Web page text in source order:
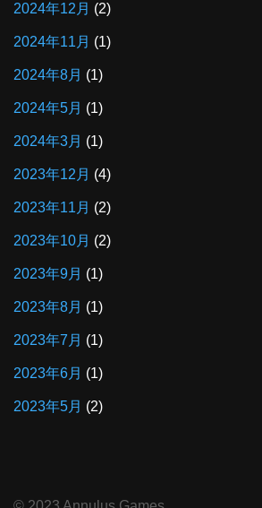
2024年12月 (2)
2024年11月 (1)
2024年8月 (1)
2024年5月 (1)
2024年3月 (1)
2023年12月 (4)
2023年11月 (2)
2023年10月 (2)
2023年9月 (1)
2023年8月 (1)
2023年7月 (1)
2023年6月 (1)
2023年5月 (2)